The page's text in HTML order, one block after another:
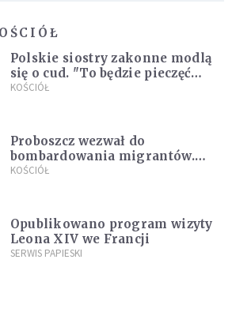
Polskie siostry zakonne modlą
się o cud. "To będzie pieczęć
Pana Boga dla naszej wiary"
KOŚCIÓŁ
Proboszcz wezwał do
bombardowania migrantów.
"Masowy ogień przeciwko
KOŚCIÓŁ
Opublikowano program wizyty
Leona XIV we Francji
SERWIS PAPIESKI